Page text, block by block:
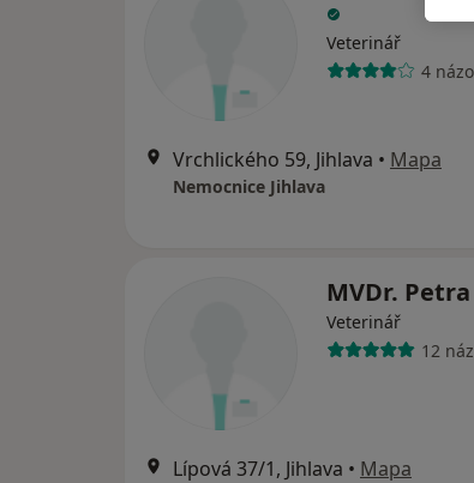
Veterinář
4
Vrchlického 59, Jihlava • Mapa
Nemocnice Jihlava
MVDr.
Veterinář
12
Lípová 37/1, Jihlava • Mapa